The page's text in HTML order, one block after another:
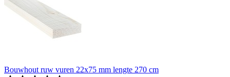
Bouwhout ruw vuren 22x75 mm lengte 270 cm